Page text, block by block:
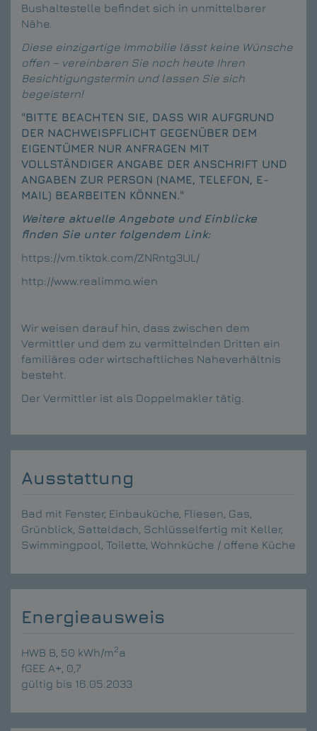
Bushaltestelle befindet sich in unmittelbarer
Nähe.
Diese einzigartige Immobilie lässt keine Wünsche
offen – vereinbaren Sie noch heute Ihren
Besichtigungstermin und lassen Sie sich
begeistern!
"BITTE BEACHTEN SIE, DASS WIR AUFGRUND
DER NACHWEISPFLICHT GEGENÜBER DEM
EIGENTÜMER NUR ANFRAGEN MIT
VOLLSTÄNDIGER ANGABE DER ANSCHRIFT UND
ANGABEN ZUR PERSON (NAME, TELEFON, E-
MAIL) BEARBEITEN KÖNNEN."
Weitere aktuelle Angebote und Einblicke
finden Sie unter folgendem Link:
https://vm.tiktok.com/ZNRntg3UL/
http://www.realimmo.wien
Wir weisen darauf hin, dass zwischen dem
Vermittler und dem zu vermittelnden Dritten ein
familiäres oder wirtschaftliches Naheverhältnis
besteht.
Der Vermittler ist als Doppelmakler tätig.
Ausstattung
Bad mit Fenster Einbauküche Fliesen Gas
Grünblick Satteldach Schlüsselfertig mit Keller
Swimmingpool Toilette Wohnküche / offene Küche
Energieausweis
HWB B, 50 kWh/m2a
fGEE A+, 0,7
gültig bis 16.05.2033